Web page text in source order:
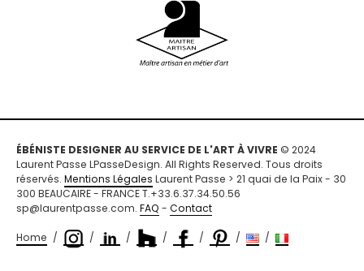
ÉBÉNISTE DESIGNER AU SERVICE DE L'ART À VIVRE © 2024
Laurent Passe LPasseDesign. All Rights Reserved. Tous droits
réservés. Mentions Légales Laurent Passe > 21 quai de la Paix - 30
300 BEAUCAIRE - FRANCE T.+33.6.37.34.50.56
sp@laurentpasse.com. FAQ - Contact
Home / / / / / / /